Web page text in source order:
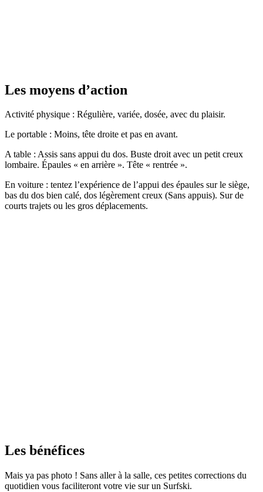
Les moyens d’action
Activité physique : Régulière, variée, dosée, avec du plaisir.
Le portable : Moins, tête droite et pas en avant.
A table : Assis sans appui du dos. Buste droit avec un petit creux
lombaire. Épaules « en arrière ». Tête « rentrée ».
En voiture : tentez l’expérience de l’appui des épaules sur le siège,
bas du dos bien calé, dos légèrement creux (Sans appuis). Sur de
courts trajets ou les gros déplacements.
Les bénéfices
Mais ya pas photo ! Sans aller à la salle, ces petites corrections du
quotidien vous faciliteront votre vie sur un Surfski.